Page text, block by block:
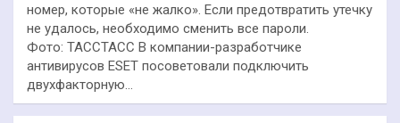
номер, которые «не жалко». Если предотвратить утечку
не удалось, необходимо сменить все пароли.
Фото: ТАССТАСС В компании-разработчике
антивирусов ESET посоветовали подключить
двухфакторную…